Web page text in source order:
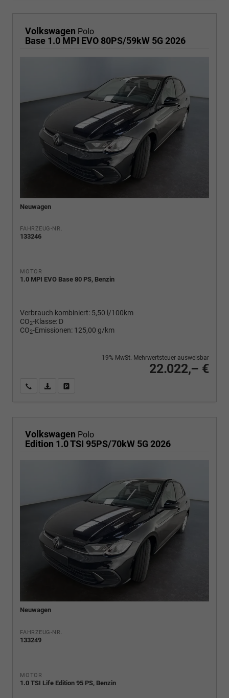
Volkswagen Polo
Base 1.0 MPI EVO 80PS/59kW 5G 2026
Neuwagen
FAHRZEUG-NR.
133246
MOTOR
1.0 MPI EVO Base 80 PS, Benzin
Verbrauch kombiniert: 5,50 l/100km
CO2-Klasse: D
CO2-Emissionen: 125,00 g/km
22.022,– €
19% MwSt. Mehrwertsteuer ausweisbar
Wir rufen Sie anPDF-Fahrzeugexposé drucken
Volkswagen Polo
Edition 1.0 TSI 95PS/70kW 5G 2026
Neuwagen
FAHRZEUG-NR.
133249
MOTOR
1.0 TSI Life Edition 95 PS, Benzin